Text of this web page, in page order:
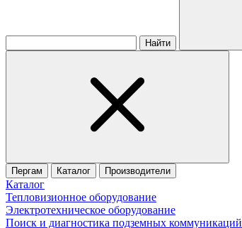
Найти
Пергам Каталог Производители
Каталог
Тепловизионное оборудование
Электротехническое оборудование
Поиск и диагностика подземных коммуникаций